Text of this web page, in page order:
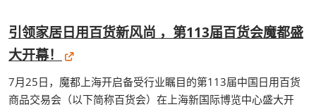
引领家居日用百货新风尚 ，第113届百货会魔都盛
大开幕！
7月25日，魔都上海开启备受行业瞩目的第113届中国日用百货
商品交易会（以下简称百货会）在上海新国际博览中心盛大开